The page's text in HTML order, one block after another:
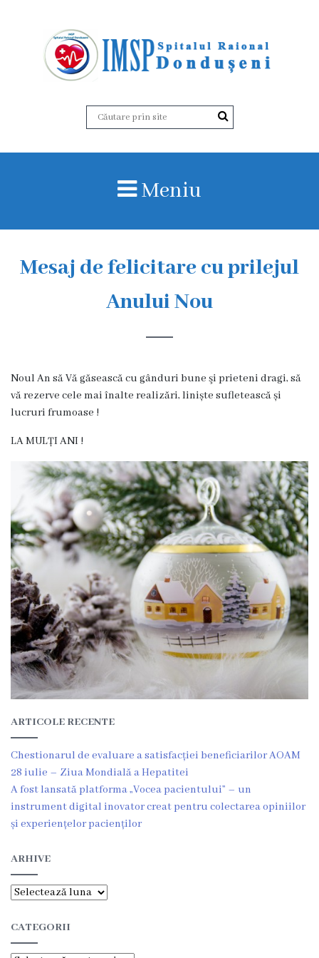
i
o
r
i
a
O
r
g
n
i
g
r
a
m
a
C
o
d
u
e
Meniu
Mesaj de felicitare cu prilejul
Anului Nou
Noul An să Vă găsească cu gânduri bune şi prieteni dragi, să
vă rezerve cele mai înalte realizări, liniște sufletească și
lucruri frumoase !
LA MULȚI ANI !
ARTICOLE RECENTE
Chestionarul de evaluare a satisfacției beneficiarilor AOAM
28 iulie – Ziua Mondială a Hepatitei
A fost lansată platforma „Vocea pacientului” – un
instrument digital inovator creat pentru colectarea opiniilor
și experiențelor pacienților
ARHIVE
Arhive
CATEGORII